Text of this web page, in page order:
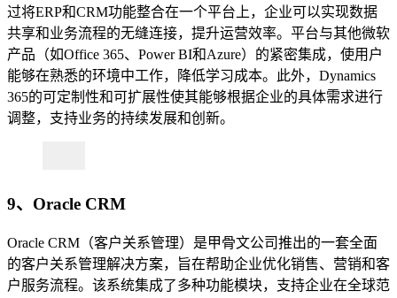
过将ERP和CRM功能整合在一个平台上，企业可以实现数据
共享和业务流程的无缝连接，提升运营效率。平台与其他微软
产品（如Office 365、Power BI和Azure）的紧密集成，使用户
能够在熟悉的环境中工作，降低学习成本。此外，Dynamics
365的可定制性和可扩展性使其能够根据企业的具体需求进行
调整，支持业务的持续发展和创新。
9、Oracle CRM
Oracle CRM（客户关系管理）是甲骨文公司推出的一套全面
的客户关系管理解决方案，旨在帮助企业优化销售、营销和客
户服务流程。​该系统集成了多种功能模块，支持企业在全球范